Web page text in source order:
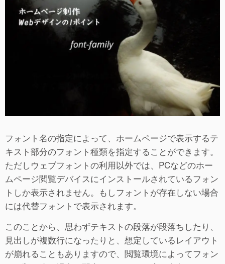
フォント名の指定によって、ホームページで表示するテ
キスト部分のフォント種類を指定することができます。
ただしウェブフォントの利用以外では、PCなどのホー
ムページ閲覧デバイスにインストールされているフォン
トしか表示されません。もしフォントが存在しない場合
には代替フォントで表示されます。
このことから、思わずテキストの段落が段落ちしたり、
見出しが複数行になったりと、想定しているレイアウト
が崩れることもありますので、閲覧環境によってフォン